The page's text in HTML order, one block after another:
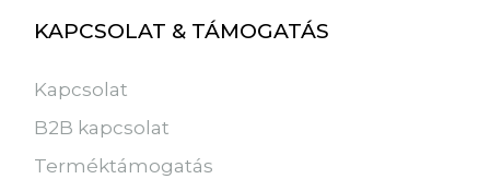
KAPCSOLAT & TÁMOGATÁS
Kapcsolat
B2B kapcsolat
Terméktámogatás